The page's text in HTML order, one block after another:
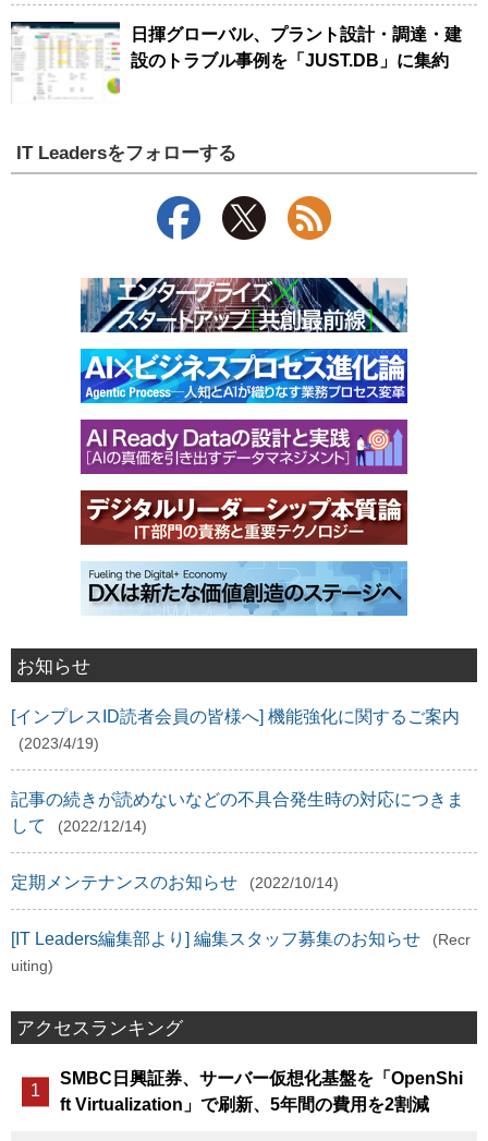
日揮グローバル、プラント設計・調達・建
設のトラブル事例を「JUST.DB」に集約
IT Leadersをフォローする
お知らせ
[インプレスID読者会員の皆様へ] 機能強化に関するご案内
(2023/4/19)
記事の続きが読めないなどの不具合発生時の対応につきま
して
(2022/12/14)
定期メンテナンスのお知らせ (2022/10/14)
[IT Leaders編集部より] 編集スタッフ募集のお知らせ
(Recr
uiting)
アクセスランキング
SMBC日興証券、サーバー仮想化基盤を「OpenShi
ft Virtualization」で刷新、5年間の費用を2割減